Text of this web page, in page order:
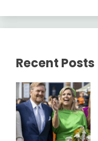
Recent Posts